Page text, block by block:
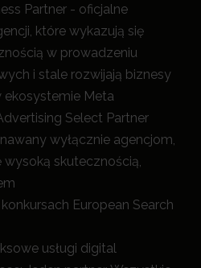
Partner - oficjalne
które wykazują się
w prowadzeniu
i stale rozwijają biznesy
Meta
Select Partner
wyłącznie agencjom,
skutecznością,
European Search
usługi digital